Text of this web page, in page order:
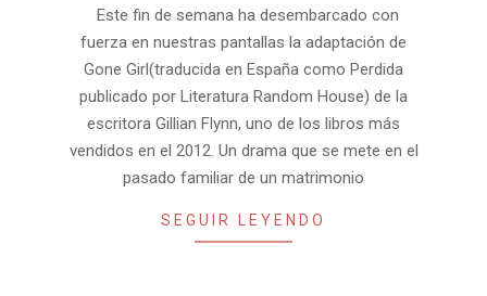
Este fin de semana ha desembarcado con
fuerza en nuestras pantallas la adaptación de
Gone Girl(traducida en España como Perdida
publicado por Literatura Random House) de la
escritora Gillian Flynn, uno de los libros más
vendidos en el 2012. Un drama que se mete en el
pasado familiar de un matrimonio
SEGUIR LEYENDO